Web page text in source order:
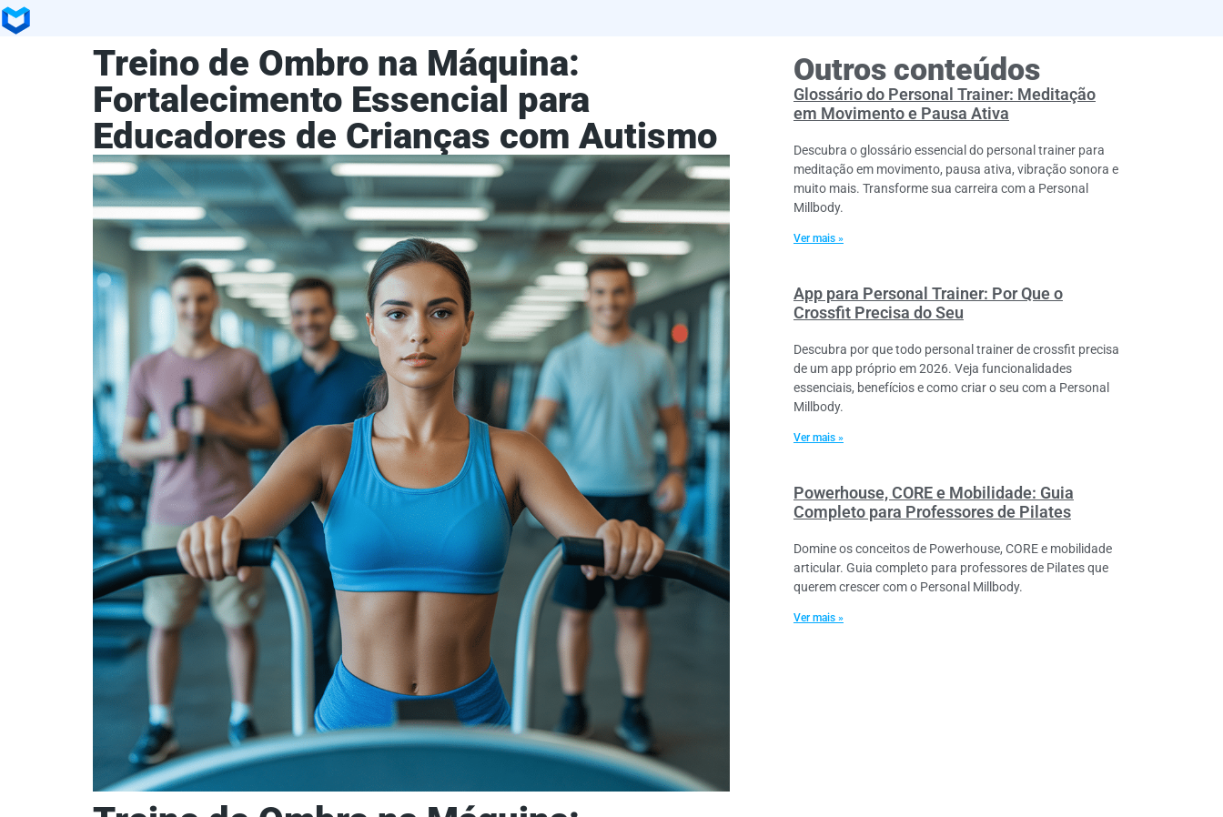
Treino de Ombro na Máquina:
Fortalecimento Essencial para
Educadores de Crianças com Autismo
Outros conteúdos
Glossário do Personal Trainer: Meditação
em Movimento e Pausa Ativa
Descubra o glossário essencial do personal trainer para
meditação em movimento, pausa ativa, vibração sonora e
muito mais. Transforme sua carreira com a Personal
Millbody.
Ver mais »
App para Personal Trainer: Por Que o
Crossfit Precisa do Seu
Descubra por que todo personal trainer de crossfit precisa
de um app próprio em 2026. Veja funcionalidades
essenciais, benefícios e como criar o seu com a Personal
Millbody.
Ver mais »
Powerhouse, CORE e Mobilidade: Guia
Completo para Professores de Pilates
Domine os conceitos de Powerhouse, CORE e mobilidade
articular. Guia completo para professores de Pilates que
querem crescer com o Personal Millbody.
Ver mais »